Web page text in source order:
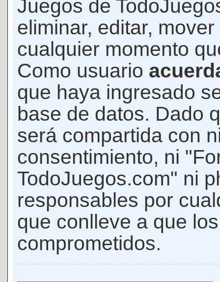
Juegos de
eliminar, editar,
cualquier momento
Como usuario
que haya ingresado
base de datos. Dado
será compartida con
consentimiento, ni
TodoJuegos.com" ni
responsables por
que conlleve a que
comprometidos.